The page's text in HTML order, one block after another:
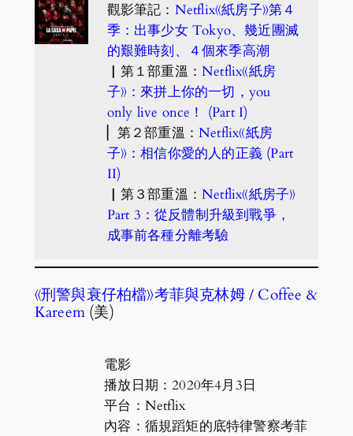
觀影筆記： Netflix《紙房子》第４
季：出事少女 Tokyo、幾近團滅
的艱難時刻、４個來季高潮
▏第１部重溫：Netflix《紙房
子》：來拼上你的一切，you
only live once！ (Part I)
▏第２部重溫：Netflix《紙房
子》：相信你愛的人的正義 (Part
II)
▏第３部重溫：Netflix《紙房子》
Part 3：從反體制升級到戰爭，
成事前各種分離考驗
《刑警與衰仔柏檔》考菲與克林姆 / Coffee &
Kareem (美)
電影
播放日期：2020年4月3日
平台：Netflix
內容：循規蹈矩的底特律警察考菲